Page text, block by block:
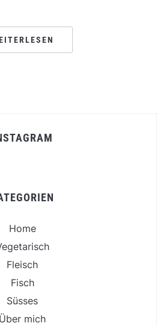
Home
Fleisch
Fisch
Süsses
Über mich